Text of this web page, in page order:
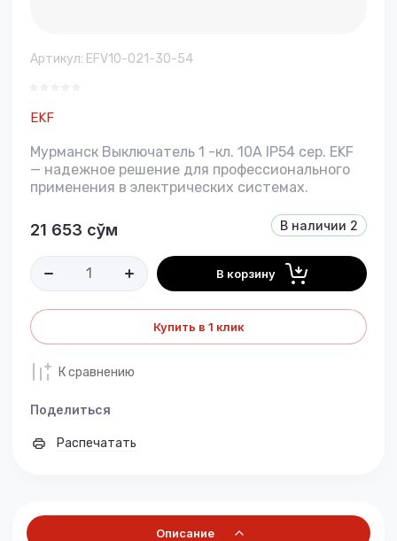
Артикул: EFV10-021-30-54
EKF
Мурманск Выключатель 1 -кл. 10А IP54 сер. EKF
— надежное решение для профессионального
применения в электрических системах.
В наличии 2
21 653 сўм
В корзину
Купить в 1 клик
К сравнению
Поделиться
Распечатать
Описание